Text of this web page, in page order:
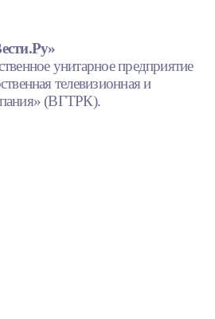
унитарное предприятие
телевизионная и
(ВГТРК).